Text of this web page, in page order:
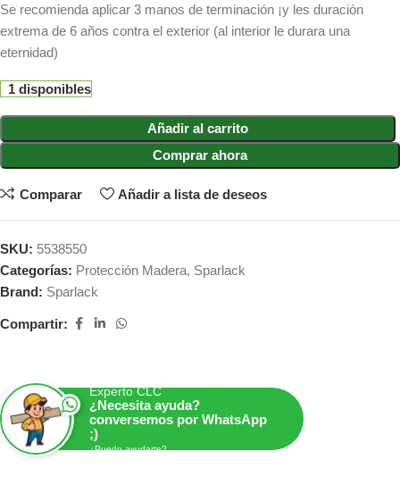
Se recomienda aplicar 3 manos de terminación ¡y les duración
extrema de 6 años contra el exterior (al interior le durara una
eternidad)
1 disponibles
Añadir al carrito
Comprar ahora
Comparar Añadir a lista de deseos
SKU: 5538550
Categorías: Protección Madera, Sparlack
Brand: Sparlack
Compartir:
Experto CLC
¿Necesita ayuda?
conversemos por WhatsApp
;)
¿Puedo ayudarte?